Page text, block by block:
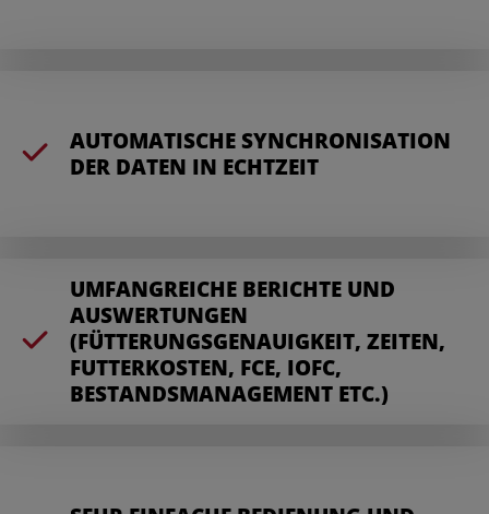
AUTOMATISCHE SYNCHRONISATION
DER DATEN IN ECHTZEIT
UMFANGREICHE BERICHTE UND
AUSWERTUNGEN
(FÜTTERUNGSGENAUIGKEIT, ZEITEN,
FUTTERKOSTEN, FCE, IOFC,
BESTANDSMANAGEMENT ETC.)